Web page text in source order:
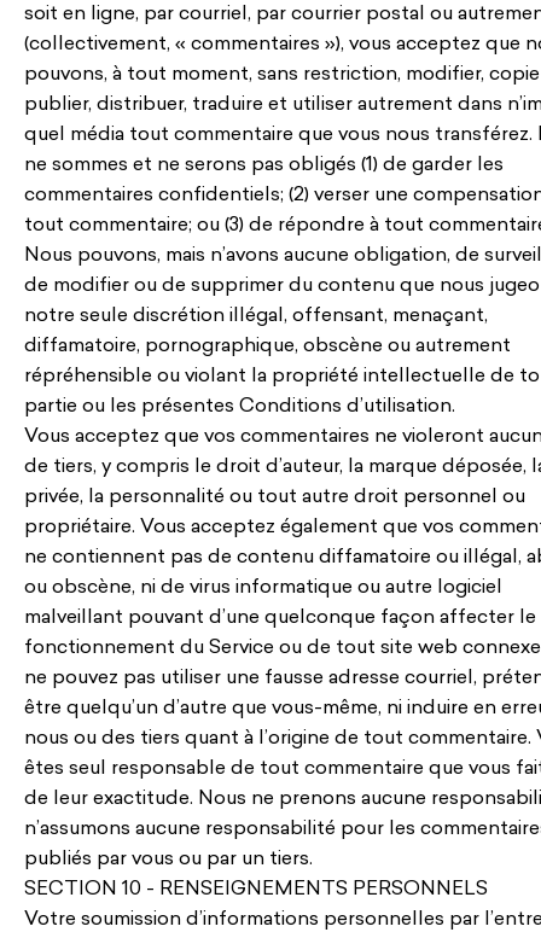
soit en ligne, par courriel, par courrier postal ou
(collectivement, « commentaires »), vous acceptez que
pouvons, à tout moment, sans restriction, modifier,
publier, distribuer, traduire et utiliser autrement dans
quel média tout commentaire que vous nous transférez.
ne sommes et ne serons pas obligés (1) de garder les
commentaires confidentiels; (2) verser une
tout commentaire; ou (3) de répondre à tout
Nous pouvons, mais n’avons aucune obligation, de
de modifier ou de supprimer du contenu que nous
notre seule discrétion illégal, offensant, menaçant,
diffamatoire, pornographique, obscène ou autrement
répréhensible ou violant la propriété intellectuelle de
partie ou les présentes Conditions d’utilisation.
Vous acceptez que vos commentaires ne violeront
de tiers, y compris le droit d’auteur, la marque déposée,
privée, la personnalité ou tout autre droit personnel ou
propriétaire. Vous acceptez également que vos
ne contiennent pas de contenu diffamatoire ou illégal,
ou obscène, ni de virus informatique ou autre logiciel
malveillant pouvant d’une quelconque façon affecter le
fonctionnement du Service ou de tout site web
ne pouvez pas utiliser une fausse adresse courriel,
être quelqu’un d’autre que vous-même, ni induire en
nous ou des tiers quant à l’origine de tout commentaire.
êtes seul responsable de tout commentaire que vous
de leur exactitude. Nous ne prenons aucune
n’assumons aucune responsabilité pour les
publiés par vous ou par un tiers.
SECTION 10 - RENSEIGNEMENTS PERSONNELS
Votre soumission d’informations personnelles par